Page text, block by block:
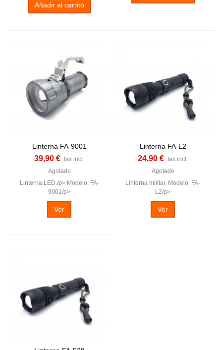
Añadir al carrito
Linterna FA-9001
39,90 € tax incl.
Agotado
Linterna LED./p> Modelo: FA-
9001/p>
Ver
Linterna FA-L2
24,90 € tax incl.
Agotado
Linterna militar. Modelo: FA-
L2/p>
Ver